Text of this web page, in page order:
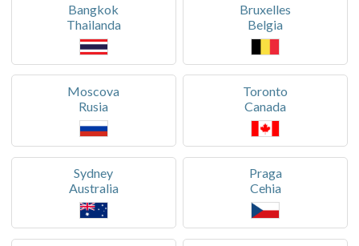
Bangkok
Thailanda
Bruxelles
Belgia
Moscova
Rusia
Toronto
Canada
Sydney
Australia
Praga
Cehia